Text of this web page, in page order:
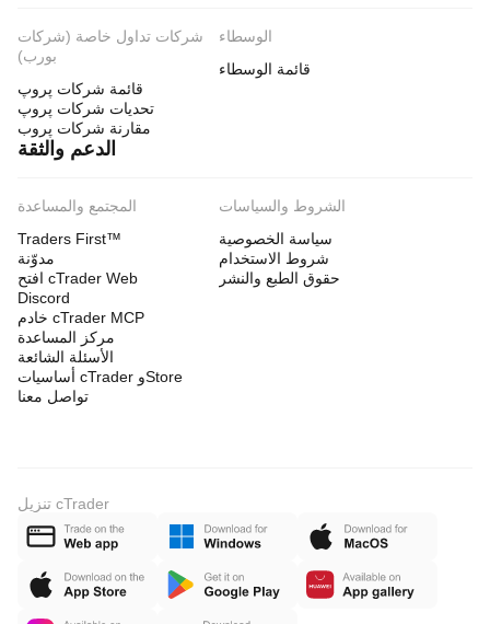
شركات تداول خاصة (شركات
بورب)
قائمة شركات پروپ
تحديات شركات پروپ
مقارنة شركات پروب
الوسطاء
قائمة الوسطاء
الدعم والثقة
المجتمع والمساعدة
Traders First™
مدوّنة
افتح cTrader Web
Discord
خادم cTrader MCP
مركز المساعدة
الأسئلة الشائعة
أساسيات cTrader وStore
تواصل معنا
الشروط والسياسات
سياسة الخصوصية
شروط الاستخدام
حقوق الطبع والنشر
تنزيل cTrader